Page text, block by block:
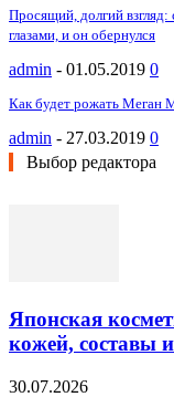
Просящий, долгий взгляд:
глазами, и он обернулся
admin - 01.05.2019 0
Как будет рожать Меган
admin - 27.03.2019 0
Выбор редактора
Японская
кожей, составы
30.07.2026